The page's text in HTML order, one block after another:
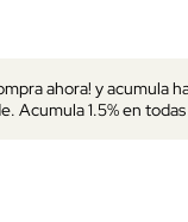
ahora! y acumula
Acumula 1.5% en